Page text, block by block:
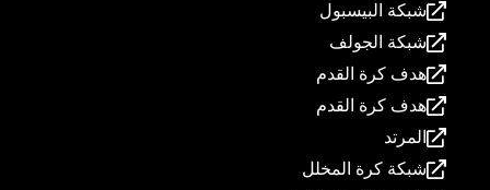
شبكة البيسبول
شبكة الجولف
هدف كرة القدم
هدف كرة القدم
المرتد
شبكة كرة المخلل